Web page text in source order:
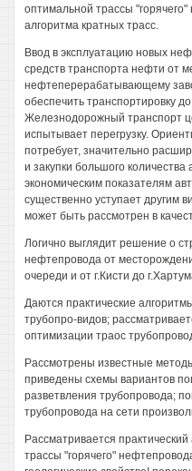
оптимальной трассы
алгоритма кратных трасс.
Ввод в эксплуатацию новых
средств транспорта нефти от
нефтеперерабатывающему
обеспечить транспортировку
Железнодорожный транспорт
испытывает перегрузку.
потребует, значительно
и закупки большого
экономическим показателям
существенно уступает другим
может быть рассмотрен в
Логично выглядит решение о
нефтепровода от
очереди и от г.Кисти до
Даются практические
трубопро-видов;
оптимизации траос
Рассмотрены известные
приведены схемы вариантов
разветвления трубопровода;
трубопровода на сети
Рассматривается
трассы "горячего"